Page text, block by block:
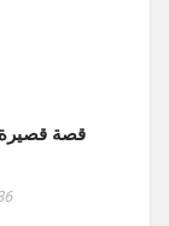
قصة قصيرة